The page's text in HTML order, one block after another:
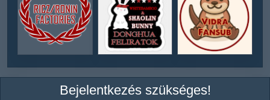
Bejelentkezés szükséges!